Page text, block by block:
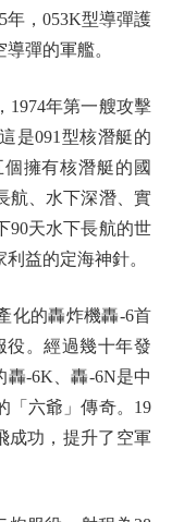
年，053K型導彈護
彈的軍艦。
年第一艘攻擊
是091型核潛艇的
擁有核潛艇的國
航、水下深潛、實
90天水下長航的世
益的定海神針。
的轟炸機轟-6首
役。經過幾十年發
轟-6K、轟-6N是中
「六爺」傳奇。19
成功，提升了空軍